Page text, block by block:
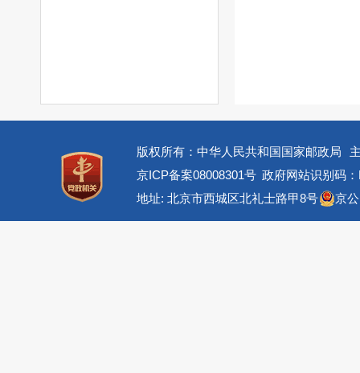
版权所有：中华人民共和国国家邮政局
京ICP备案08008301号 政府网站识别码
地址: 北京市西城区北礼士路甲8号
京